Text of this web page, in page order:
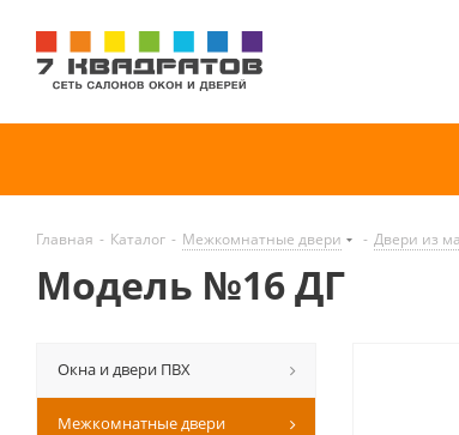
Главная - Каталог - Межкомнатные двери - Двери из
Модель №16 ДГ
Окна и двери ПВХ
Межкомнатные двери